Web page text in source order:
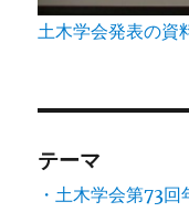
土木学会発表の資
テーマ
・土木学会第73